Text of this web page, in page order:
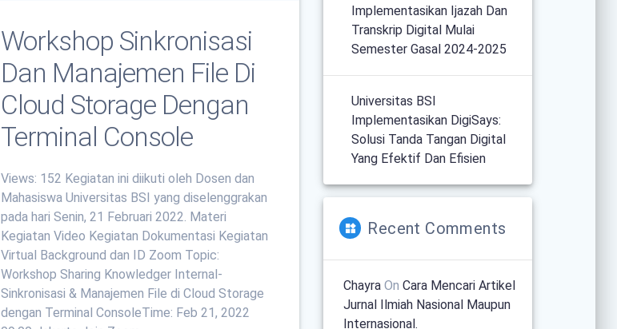
Workshop Sinkronisasi
Dan Manajemen File Di
Cloud Storage Dengan
Terminal Console
Views: 152 Kegiatan ini diikuti oleh Dosen dan
Mahasiswa Universitas BSI yang diselenggrakan
pada hari Senin, 21 Februari 2022. Materi
Kegiatan Video Kegiatan Dokumentasi Kegiatan
Virtual Background dan ID Zoom Topic:
Workshop Sharing Knowledger Internal-
Sinkronisasi & Manajemen File di Cloud Storage
dengan Terminal ConsoleTime: Feb 21, 2022
Implementasikan Ijazah Dan
Transkrip Digital Mulai
Semester Gasal 2024-2025
Universitas BSI
Implementasikan DigiSays:
Solusi Tanda Tangan Digital
Yang Efektif Dan Efisien
Recent Comments
Chayra OnCara Mencari Artikel
Jurnal Ilmiah Nasional Maupun
Internasional.